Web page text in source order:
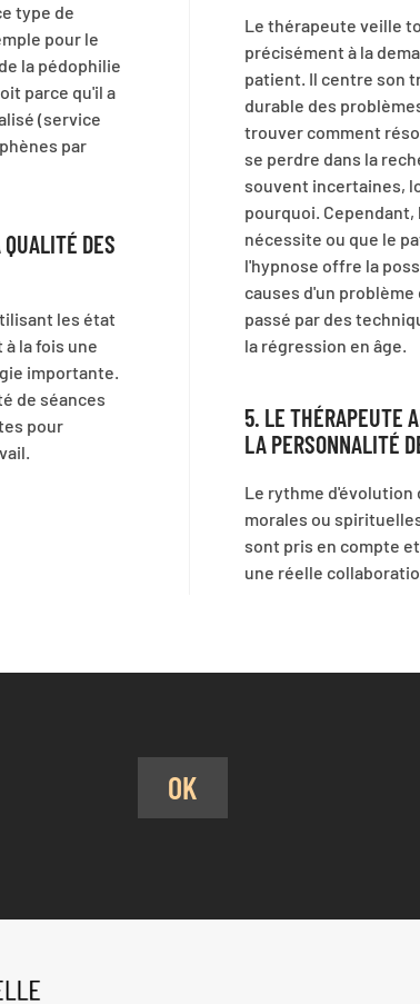
type de
pour le
la pédophilie
parce qu'il a
(service
par
DES
les état
la fois une
importante.
de séances
pour
Le thérapeute veille
précisément à la
patient. Il centre son
durable des
trouver comment
se perdre dans la
souvent incertaines,
pourquoi. Cependant,
nécessite ou que le
l'hypnose offre la
causes d'un
passé par des
la régression en âge.
5. LE THÉRAPEUTE
LA PERSONNALITÉ
Le rythme d'évolution
morales ou
sont pris en compte
une réelle
OK